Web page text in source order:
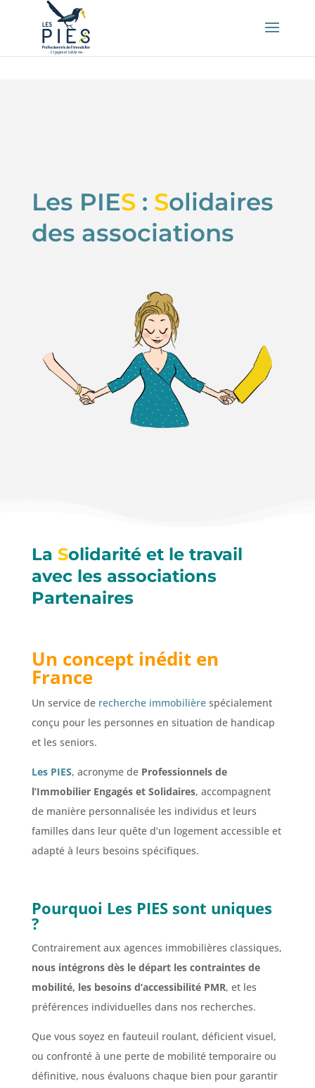
Les PIES : Solidaires
des associations
La Solidarité et le travail
avec les associations
Partenaires
Un concept inédit en
France
Un service de recherche immobilièrespécialement
conçu pour les personnes en situation de handicap
et les seniors.
Les PIES, acronyme de Professionnels de
l’Immobilier Engagés et Solidaires, accompagnent
de manière personnalisée les individus et leurs
familles dans leur quête d’un logement accessible et
adapté à leurs besoins spécifiques.
Pourquoi Les PIESsont uniques
?
Contrairement aux agences immobilières classiques,
nous intégrons dès le départ les contraintes de
mobilité, les besoins d’accessibilité PMR, et les
préférences individuelles dans nos recherches.
Que vous soyez en fauteuil roulant, déficient visuel,
ou confronté à une perte de mobilité temporaire ou
définitive, nous évaluons chaque bien pour garantir